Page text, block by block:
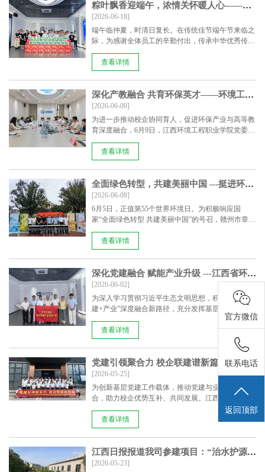
粽叶飘香迎端午，浓情关怀暖人心——挺进环保发放端午员工福利
[2026-06-18]
端午临仲夏，时清日复长。在传统佳节端午节来临之
际，为感谢全体员工的辛勤付出，传承中华优秀传统
文化，进......
查看详情
深化产教融合 共育环保英才——环境工程职业学院廖忠明院长一行到访挺进环保开展产学研合作交流
[2026-06-09]
为进一步推动校企协同育人，促进环保产业与高等教
育深度融合，6月9日，江西环境工程职业学院党委副
书记、院......
查看详情
全面绿色转型，共建美丽中国 ---挺进环保开展六五环境日主题活动
[2026-06-08]
6月5日，正值第55个世界环境日。为积极响应国
家“全面绿色转型 共建美丽中国”的号召，赣州市章贡
生态环境......
查看详情
深化党建融合 赋能产业升级 ---江西省环境保护产业协会党支部莅临挺进环保调研指导
[2026-06-02]
为深入学习贯彻习近平生态文明思想，积极探索“党
建+产业”深度融合新路径，充分发挥基层党组织在绿
色发展......
查看详情
党建引领聚合力 校企联建谱新篇---校企党建联建活动
[2026-05-25]
为创新基层党建工作载体，推动党建与业务深度融
合，助力校企优势互补、共同发展。江西挺进环保科
技股份有限......
查看详情
江西日报报道我司参建项目：“治水护源 润城泽民 ”石城县全力推进城乡污水治理工程
[2026-05-23]
官方微信
联系电话
返回顶部